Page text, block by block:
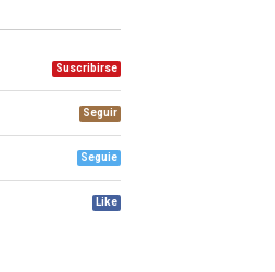
Suscribirse
Seguir
Seguie
Like